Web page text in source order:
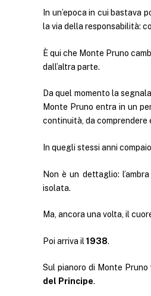
In un’epoca in cui
la via della responsabilità:
È qui che Monte Pruno
dall’altra parte.
Da quel momento la
Monte Pruno entra in un
continuità, da comprendere
In quegli stessi anni
Non è un dettaglio:
isolata.
Ma, ancora una volta, il
Poi arriva il 1938.
Sul pianoro di Monte
del Principe.